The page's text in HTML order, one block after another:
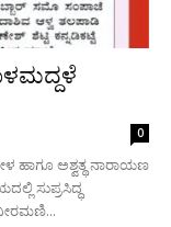
0
ಹಾಗೂ ಅಶ್ವತ್ಥ ನಾರಾಯಣ
ಸುಪ್ರಸಿದ್ಧ